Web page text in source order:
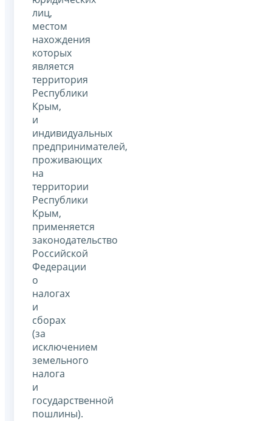
лиц,
местом
нахождения
которых
является
территория
Республики
Крым,
и
индивидуальных
предпринимателей,
проживающих
на
территории
Республики
Крым,
применяется
законодательство
Российской
Федерации
о
налогах
и
сборах
(за
исключением
земельного
налога
и
государственной
пошлины).